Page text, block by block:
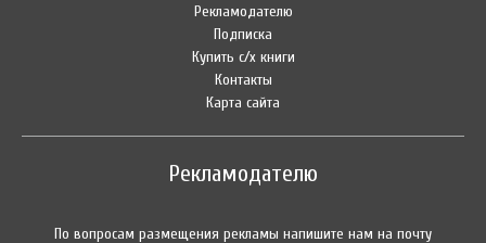
Рекламодателю
Подписка
Купить с/х книги
Контакты
Карта сайта
Рекламодателю
По вопросам размещения рекламы напишите нам на почту